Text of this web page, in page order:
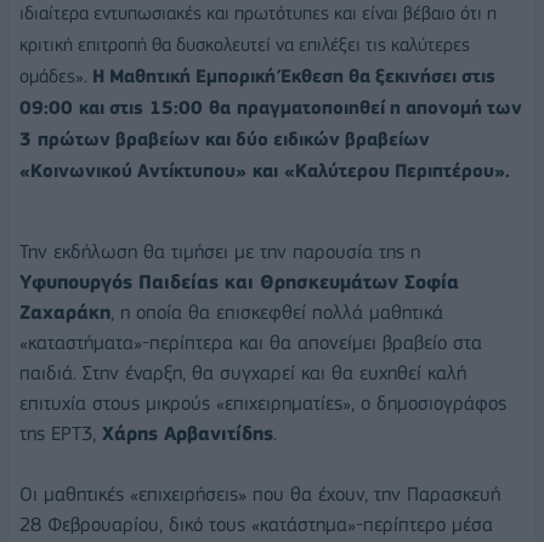
ιδιαίτερα εντυπωσιακές και πρωτότυπες και είναι βέβαιο ότι η
κριτική επιτροπή θα δυσκολευτεί να επιλέξει τις καλύτερες
ομάδες». Η Μαθητική Εμπορική Έκθεση θα ξεκινήσει στις
09:00 και στις 15:00 θα πραγματοποιηθεί η απονομή των
3 πρώτων βραβείων και δύο ειδικών βραβείων
«Κοινωνικού Αντίκτυπου» και «Καλύτερου Περιπτέρου».
Την εκδήλωση θα τιμήσει με την παρουσία της η
Υφυπουργός Παιδείας και Θρησκευμάτων Σοφία
Ζαχαράκη, η οποία θα επισκεφθεί πολλά μαθητικά
«καταστήματα»-περίπτερα και θα απονείμει βραβείο στα
παιδιά. Στην έναρξη, θα συγχαρεί και θα ευχηθεί καλή
επιτυχία στους μικρούς «επιχειρηματίες», ο δημοσιογράφος
της ΕΡΤ3, Χάρης Αρβανιτίδης.
Οι μαθητικές «επιχειρήσεις» που θα έχουν, την Παρασκευή
28 Φεβρουαρίου, δικό τους «κατάστημα»-περίπτερο μέσα